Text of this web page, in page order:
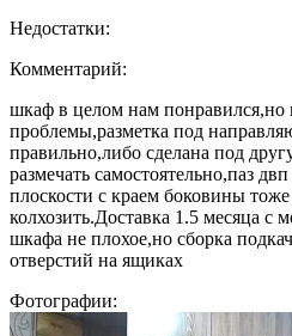
Недостатки:
Комментарий:
шкаф в целом нам понравился,но
проблемы,разметка под
правильно,либо сделана под
размечать самостоятельно,паз
плоскости с краем боковины
колхозить.Доставка 1.5 месяца с
шкафа не плохое,но сборка
отверстий на ящиках
Фотографии: